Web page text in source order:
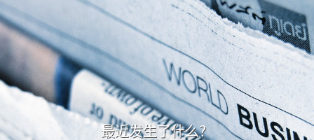
最近发生了什么？